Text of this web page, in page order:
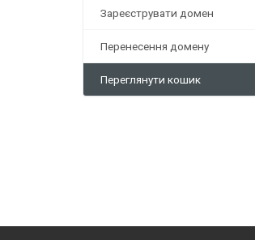
Зареєструвати домен
Перенесення домену
Переглянути кошик